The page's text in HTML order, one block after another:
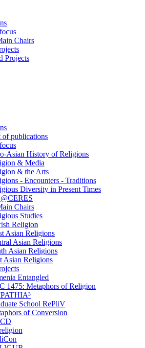
Chairs
Projects
of publications
Asian History of Religions
& Media
& the Arts
- Encounters - Traditions
Diversity in Present Times
Chairs
Studies
Religion
Asian Religions
Asian Religions
Asian Religions
Asian Religions
Entangled
1475: Metaphors of Religion
School RePliV
of Conversion